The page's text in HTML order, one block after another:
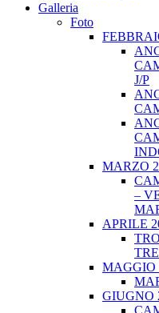
Galleria
Foto
J/P
MARZO
–
APRILE
MAGGIO
GIUGNO